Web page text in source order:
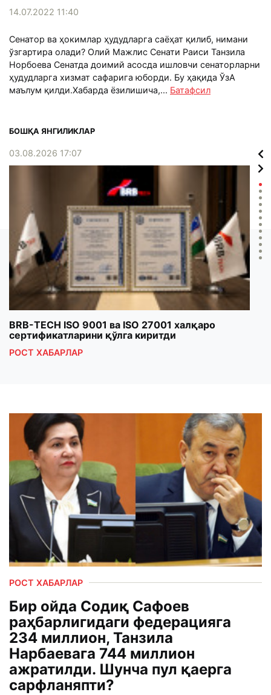
14.07.2022 11:40
Сенатор ва ҳокимлар ҳудудларга саёҳат қилиб, нимани
ўзгартира олади? Олий Мажлис Сенати Раиси Танзила
Норбоева Сенатда доимий асосда ишловчи сенаторларни
ҳудудларга хизмат сафарига юборди. Бу ҳақида ЎзА
маълум қилди.Хабарда ёзилишича,... Батафсил
БОШҚА ЯНГИЛИКЛАР
03.08.2026 17:07
BRB-TECH ISO 9001 ва ISO 27001 халқаро
сертификатларини қўлга киритди
РОСТ ХАБАРЛАР
РОСТ ХАБАРЛАР
Бир ойда Содиқ Сафоев
раҳбарлигидаги федерацияга
234 миллион, Танзила
Нарбаевага 744 миллион
ажратилди. Шунча пул қаерга
сарфланяпти?